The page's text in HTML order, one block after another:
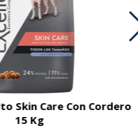
Skin Care Con Cordero
15 Kg